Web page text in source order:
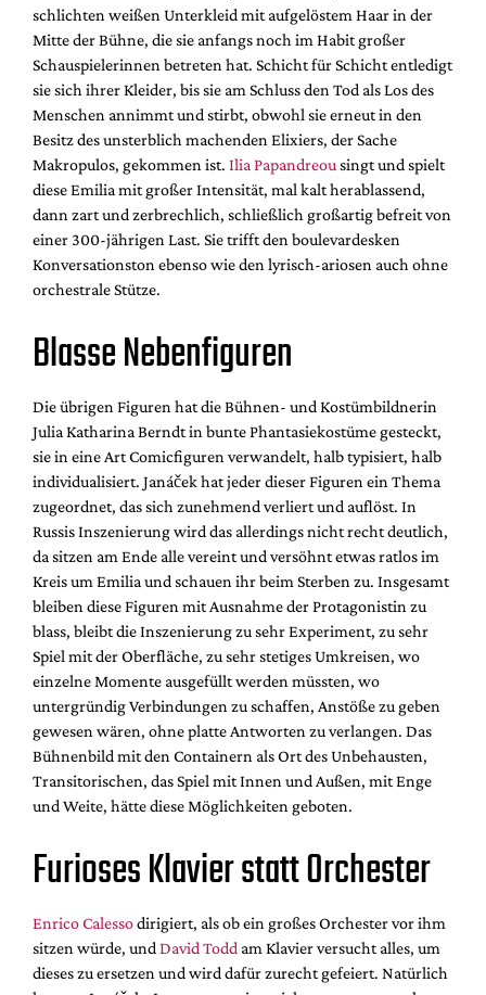
schlichten weißen Unterkleid mit aufgelöstem Haar in der
Mitte der Bühne, die sie anfangs noch im Habit großer
Schauspielerinnen betreten hat. Schicht für Schicht entledigt
sie sich ihrer Kleider, bis sie am Schluss den Tod als Los des
Menschen annimmt und stirbt, obwohl sie erneut in den
Besitz des unsterblich machenden Elixiers, der Sache
Makropulos, gekommen ist. Ilia Papandreou singt und spielt
diese Emilia mit großer Intensität, mal kalt herablassend,
dann zart und zerbrechlich, schließlich großartig befreit von
einer 300-jährigen Last. Sie trifft den boulevardesken
Konversationston ebenso wie den lyrisch-ariosen auch ohne
orchestrale Stütze.
Blasse Nebenfiguren
Die übrigen Figuren hat die Bühnen- und Kostümbildnerin
Julia Katharina Berndt in bunte Phantasiekostüme gesteckt,
sie in eine Art Comicfiguren verwandelt, halb typisiert, halb
individualisiert. Janáček hat jeder dieser Figuren ein Thema
zugeordnet, das sich zunehmend verliert und auflöst. In
Russis Inszenierung wird das allerdings nicht recht deutlich,
da sitzen am Ende alle vereint und versöhnt etwas ratlos im
Kreis um Emilia und schauen ihr beim Sterben zu. Insgesamt
bleiben diese Figuren mit Ausnahme der Protagonistin zu
blass, bleibt die Inszenierung zu sehr Experiment, zu sehr
Spiel mit der Oberfläche, zu sehr stetiges Umkreisen, wo
einzelne Momente ausgefüllt werden müssten, wo
untergründig Verbindungen zu schaffen, Anstöße zu geben
gewesen wären, ohne platte Antworten zu verlangen. Das
Bühnenbild mit den Containern als Ort des Unbehausten,
Transitorischen, das Spiel mit Innen und Außen, mit Enge
und Weite, hätte diese Möglichkeiten geboten.
Furioses Klavier statt Orchester
Enrico Calessodirigiert, als ob ein großes Orchester vor ihm
sitzen würde, und David Todd am Klavier versucht alles, um
dieses zu ersetzen und wird dafür zurecht gefeiert. Natürlich